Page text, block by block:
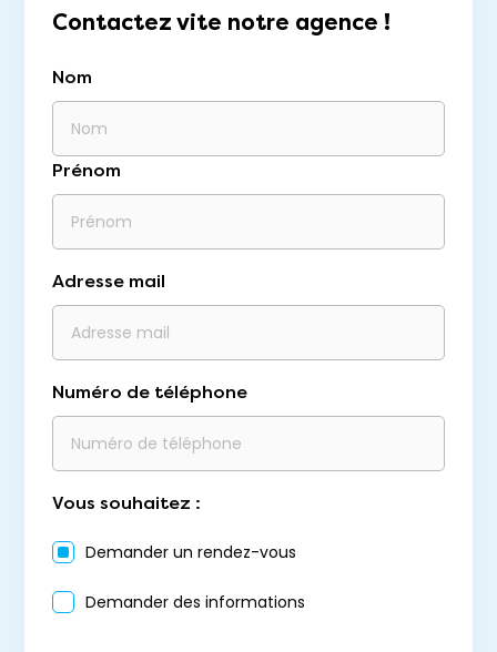
Contactez vite notre agence !
Nom
Prénom
Adresse mail
Numéro de téléphone
Vous souhaitez :
Demander un rendez-vous
Demander des informations